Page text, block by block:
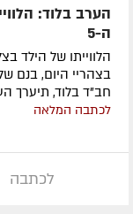
הערב בלוד:
ה-5
בצהריי היום, בנם
חב"ד בלוד, תיערך הערב בשעה 18:00
לכתבה המלאה
לכתבה